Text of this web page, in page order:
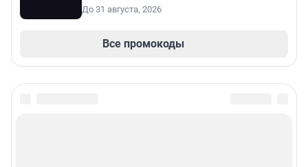
До 31 августа, 2026
Все промокоды